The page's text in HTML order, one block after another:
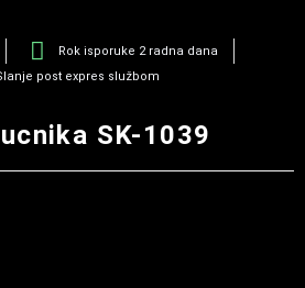
Rok isporuke 2 radna dana
post expres službom
SK-1039